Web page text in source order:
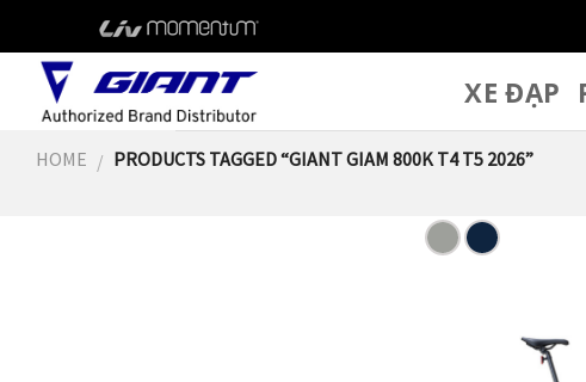
content
XE ĐẠP
HOME / PRODUCTS TAGGED “GIANT GIAM 800K T4 T5 2026”